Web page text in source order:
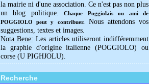
la mairie ni d'une association. Ce n'est pas non plus
un blog politique.Chaque Poggiolais ou ami de
POGGIOLO peut y contribuer.Nous attendons vos
suggestions, textes et images.
Nota Bene: Les articles utiliseront indifféremment
la graphie d'origine italienne (POGGIOLO) ou
corse (U PIGHJOLU).
Recherche